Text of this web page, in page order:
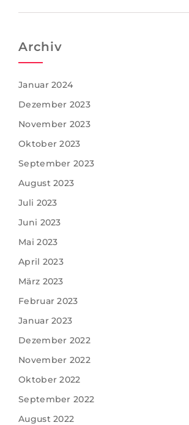
Archiv
Januar 2024
Dezember 2023
November 2023
Oktober 2023
September 2023
August 2023
Juli 2023
Juni 2023
Mai 2023
April 2023
März 2023
Februar 2023
Januar 2023
Dezember 2022
November 2022
Oktober 2022
September 2022
August 2022